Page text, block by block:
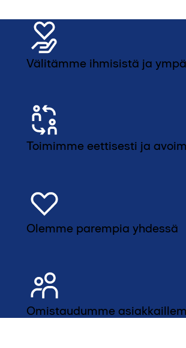
Välitämme ihmisistä ja
Toimimme eettisesti ja
Olemme parempia yhdessä
Omistaudumme